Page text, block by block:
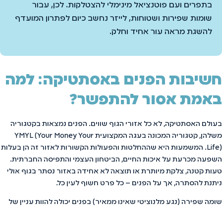
בתפרים ועם פוטנציאל מינימלי להצטלקות. לכן, עבור
שומות שפירות ושטוחות, לייזר נחשב כיום לפתרון המועדף
להשגת מראה עור אחיד וחלק.
חשיבות הפנים באסתטיקה: למה
באמת אסור להתפשר?
בעולם האסתטיקה, לא כל אזורי הגוף שווים. הפנים נמצאות בקטגוריה
משלהן, קטגוריה המכונה בעגה המקצועית YMYL (Your Money Your
Life). המשמעות היא שההחלטות והפעולות הקשורות לאזור זה הן בעלות
השפעה מכרעת על איכות החיים, הביטחון העצמי והתפיסה החברתית.
טעות קטנה, צלקת מיותרת או תוצאה לא אחידה באזור נסתר בגוף אולי
ניתנת להסתרה, אך על הפנים – כל פרט חשוף לעין כל.
שומה שפירה (נגע מלנוציטי שאינו ממאיר) בפנים יכולה להוות עניין של